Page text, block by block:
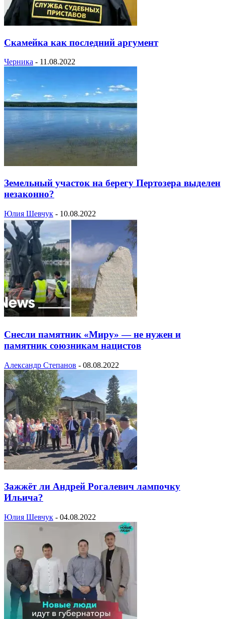
Скамейка как последний аргумент
Черника - 11.08.2022
Земельный участок на берегу Пертозера выделен
незаконно?
Юлия Шевчук - 10.08.2022
Снесли памятник «Миру» — не нужен и
памятник союзникам нацистов
Александр Степанов - 08.08.2022
Зажжёт ли Андрей Рогалевич лампочку
Ильича?
Юлия Шевчук - 04.08.2022